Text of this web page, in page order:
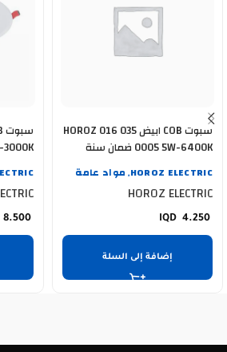
سبوت COB ابيض HOROZ 016 035
0005 5W-6400K ضمان سنة
HOROZ ELECTRIC
, مواد عامة
HOROZ ELECTRIC
4.250
إضافة إلى السلة
8.500